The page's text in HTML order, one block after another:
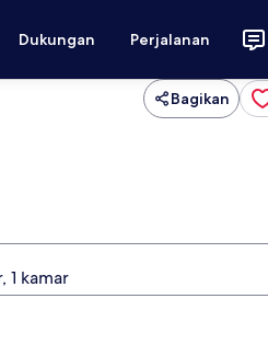
Dukungan Perjalanan
Bagikan